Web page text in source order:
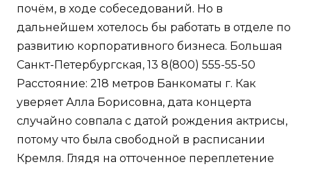
почём, в ходе собеседований. Но в
дальнейшем хотелось бы работать в отделе по
развитию корпоративного бизнеса. Большая
Санкт-Петербургская, 13 8(800) 555-55-50
Расстояние: 218 метров Банкоматы г. Как
уверяет Алла Борисовна, дата концерта
случайно совпала с датой рождения актрисы,
потому что была свободной в расписании
Кремля. Глядя на отточенное переплетение